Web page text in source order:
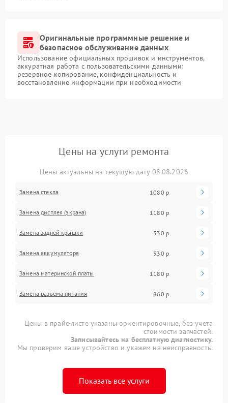
Оригинальные программные решение и
безопасное обслуживание данных
Использование официальных прошивок и инструментов,
аккуратная работа с пользовательскими данными:
резервное копирование, конфиденциальность и
восстановление информации при необходимости
Цены на услуги ремонта
Цены актуальны на текущую дату 08.08.2026
Замена стекла 1080 р
Замена дисплея (экрана) 1180 р
Замена задней крышки 530 р
Замена аккумулятора 530 р
Замена материнской платы 1180 р
Замена разъема питания 860 р
Цены в прайс-листе указаны ориентировочные, без учета
стоимости запчастей.
Записывайтесь на бесплатную диагностику.
Мы проверим ваше устройство и укажем на неисправность.
Показать все услуги